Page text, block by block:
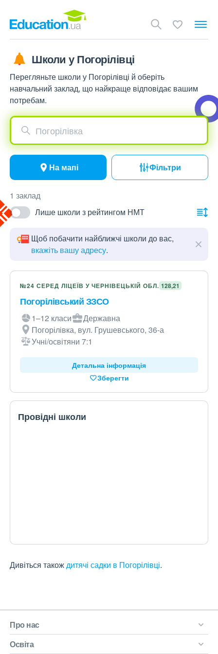
Школи у Погорілівці
Перегляньте школи у Погорілівці й оберіть
навчальний заклад, що найкраще відповідає вашим
потребам.
Погорілівка
На мапі Фільтри
1 заклад
Лише школи з рейтингом НМТ
Щоб побачити найближчі школи до вас,
вкажіть вашу адресу.
№24 СЕРЕД ЛІЦЕЇВ У ЧЕРНІВЕЦЬКІЙ ОБЛ. 128,21
Погорілівський ЗЗСО
1–12 класи
Державна
Погорілівка, вул. Грушевського, 36-а
Учні/освітяни 7:1
Детальна інформація
Зберегти
Провідні школи
Дивіться такождитячі садки в Погорілівці.
Про нас
Освіта